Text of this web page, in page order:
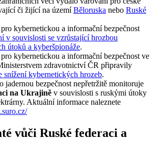
či žijící na územíBěloruska nebo Ruské
kybernetickou a informační bezpečnost
v souvislosti se vzrůstající hrozbou
útoků a kyberšpionáže.
kybernetickou a informační bezpečnost ve
zdravotnictví ČR připravily
snížení kybernetických hrozeb.
jadernou bezpečnost nepřetržitě monitoruje
na Ukrajině v souvislosti s ruskými útoky
Aktuální informace naleznete
vůči Ruské federaci a